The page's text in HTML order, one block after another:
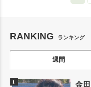
RANKING ランキング
週間
金